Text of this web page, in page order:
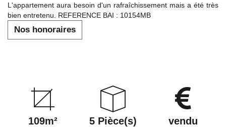
L'appartement aura besoin d'un rafraîchissement mais a été très
bien entretenu. REFERENCE BAI : 10154MB
Nos honoraires
109m² 5 Pièce(s)
vendu